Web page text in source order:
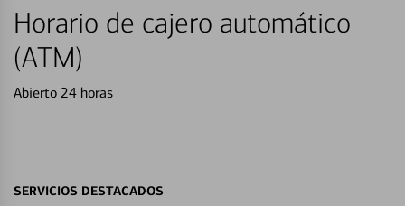
Horario de cajero automático
(ATM)
Abierto 24 horas
SERVICIOS DESTACADOS